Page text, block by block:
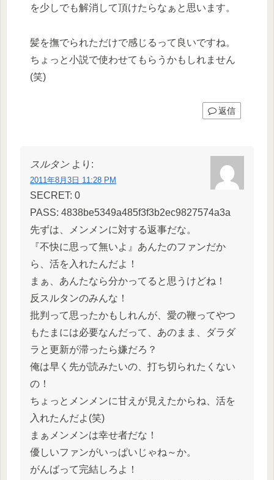
を少しでも解消して頂けたらなぁと思います。
髪を撫でられただけで感じるって良いですね。
ちょっと小説で使わせてもらうかもしれません
(笑)
返信
スルタン より:
2011年8月3日 11:28 PM
SECRET: 0
PASS: 4838be5349a485f3f3b2ec9827574a3a
先ずは、メンメンに対する返事だな。
『不快に思って無いよ』あんたのファンだか
ら、活を入れたんだよ！
まぁ、あんたなら分かってると思うけどね！
反スルタンのみんな！
批判って思ったかもしれんが、愛の鞭ってやつ
もたまには必要なんだって、あのまま、ダラダ
ラと更新が滞ったら嫌だろ？
俺は早く先が読みたいの、打ち切られたくない
の！
ちょっとメンメンに甘えが見えたからね、活を
入れたんだよ(笑)
まぁメンメンは幸せ者だな！
優しいファンがいっぱいじゃね～か。
がんばって完結しろよ！